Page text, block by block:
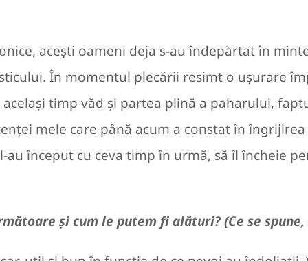
acești oameni deja s-au îndepărtat în
În momentul plecării resimt o ușurare
timp văd și partea plină a paharului,
mele care până acum a constat în
început cu ceva timp în urmă, să îl încheie
și cum le putem fi alături? (Ce se spune,